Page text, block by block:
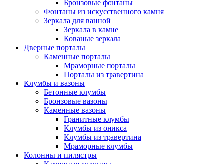
Бронзовые фонтаны
Фонтаны из искусственного камня
Зеркала для ванной
Зеркала в камне
Кованые зеркала
Дверные порталы
Каменные порталы
Мраморные порталы
Порталы из травертина
Клумбы и вазоны
Бетонные клумбы
Бронзовые вазоны
Каменные вазоны
Гранитные клумбы
Клумбы из оникса
Клумбы из травертина
Мраморные клумбы
Колонны и пилястры